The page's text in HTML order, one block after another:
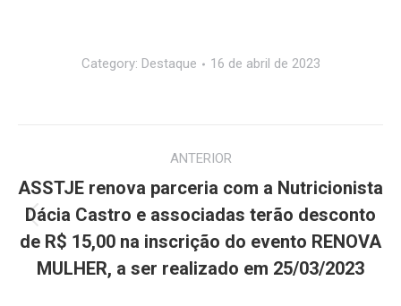
Category: Destaque 16 de abril de 2023
de
post:
ANTERIOR
Post
anterior:
ASSTJE renova parceria com a Nutricionista
Dácia Castro e associadas terão desconto
de R$ 15,00 na inscrição do evento RENOVA
MULHER, a ser realizado em 25/03/2023